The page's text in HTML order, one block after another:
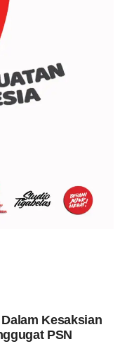
Kesaksian
PSN